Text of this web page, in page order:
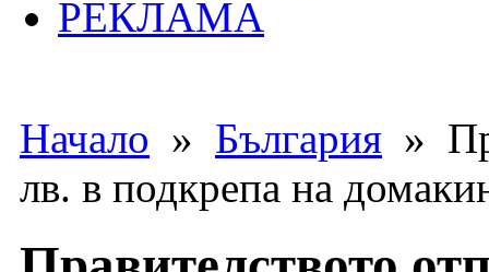
РЕКЛАМА
Начало » България »
лв. в подкрепа на